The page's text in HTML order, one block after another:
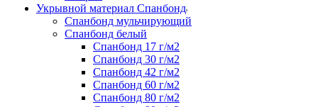
Укрывной материал Спанбонд
Спанбонд мульчирующий
Спанбонд белый
Спанбонд 17 г/м2
Спанбонд 30 г/м2
Спанбонд 42 г/м2
Спанбонд 60 г/м2
Спанбонд 80 г/м2